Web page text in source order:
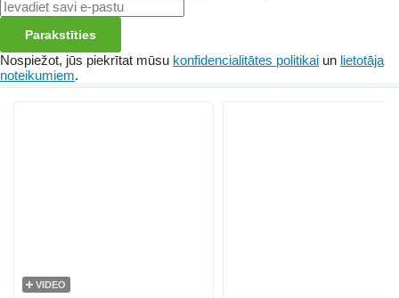
Parakstīties
Nospiežot, jūs piekrītat mūsu konfidencialitātes politikai un lietotāja
noteikumiem.
VIDEO